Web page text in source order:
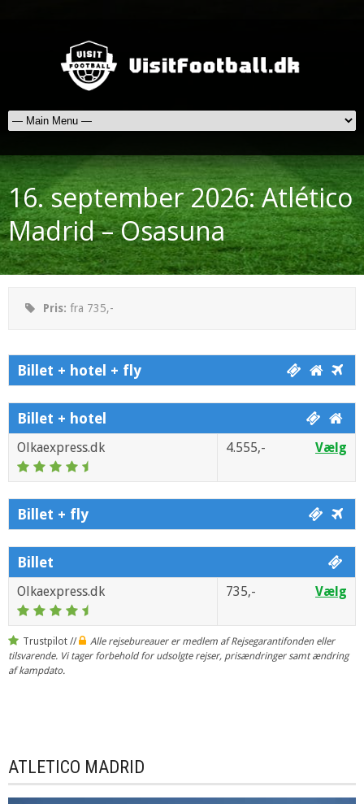
16. september 2026: Atlético
Madrid – Osasuna
Pris: fra 735,-
Billet + hotel + fly
Billet + hotel
Olkaexpress.dk 4.555,- Vælg
Billet + fly
Billet
Olkaexpress.dk 735,- Vælg
Trustpilot //
Alle rejsebureauer er medlem af Rejsegarantifonden eller
tilsvarende. Vi tager forbehold for udsolgte rejser, prisændringer samt ændring
af kampdato.
ATLETICO MADRID